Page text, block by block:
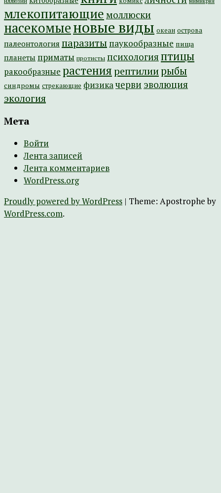
млекопитающие моллюски
насекомыеновые виды океан острова
палеонтология паразиты паукообразные пища
планеты приматы протисты психология птицы
ракообразные растениярептилиирыбы
синдромы стрекающие физикачерви эволюция
экология
Мета
Войти
Лента записей
Лента комментариев
WordPress.org
Proudly powered by WordPress | Theme: Apostrophe by
WordPress.com.